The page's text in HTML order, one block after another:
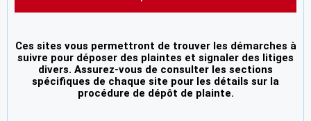
Ces sites vous permettront de trouver les démarches à
suivre pour déposer des plaintes et signaler des litiges
divers. Assurez-vous de consulter les sections
spécifiques de chaque site pour les détails sur la
procédure de dépôt de plainte.